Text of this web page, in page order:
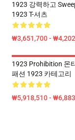
1923 강력하고
1923 T-셔츠
₩3,651,700 -
1923 Prohibition 몬
패션 1923 카테고리
₩5,918,510 -